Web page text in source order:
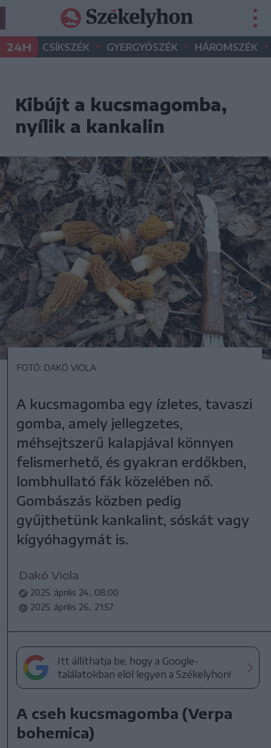
24H CSÍKSZÉK • GYERGYÓSZÉK • HÁROMSZÉK •
Kibújt a kucsmagomba,
nyílik a kankalin
FOTÓ: DAKÓ VIOLA
A kucsmagomba egy ízletes, tavaszi
gomba, amely jellegzetes,
méhsejtszerű kalapjával könnyen
felismerhető, és gyakran erdőkben,
lombhullató fák közelében nő.
Gombászás közben pedig
gyűjthetünk kankalint, sóskát vagy
kígyóhagymát is.
Dakó Viola
2025. április 24., 08:00
2025. április 26., 21:57
Itt állíthatja be, hogy a Google-
találatokban elöl legyen a Székelyhon!
A cseh kucsmagomba (Verpa
bohemica)